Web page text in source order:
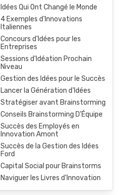
Idées Qui Ont Changé le Monde
4 Exemples d'Innovations
Italiennes
Concours d'Idées pour les
Entreprises
Sessions d'Idéation Prochain
Niveau
Gestion des Idées pour le Succès
Lancer la Génération d'Idées
Stratégiser avant Brainstorming
Conseils Brainstorming D'Équipe
Succès des Employés en
Innovation Amont
Succès de la Gestion des Idées
Ford
Capital Social pour Brainstorms
Naviguer les Livres d'Innovation